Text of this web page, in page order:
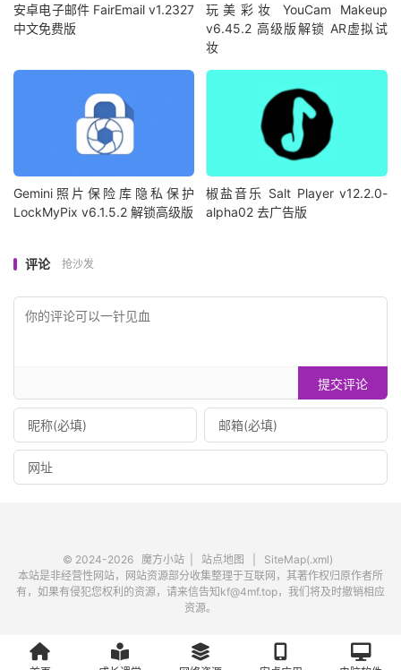
安卓电子邮件 FairEmail v1.2327
中文免费版
玩美彩妆 YouCam Makeup
v6.45.2 高级版解锁 AR虚拟试
妆
Gemini照片保险库隐私保护
LockMyPix v6.1.5.2 解锁高级版
椒盐音乐 Salt Player v12.2.0-
alpha02 去广告版
评论 抢沙发
提交评论
© 2024-2026 魔方小站 站点地图
SiteMap(.xml)
本站是非经营性网站，网站资源部分收集整理于互联网，其著作权归原作者所
有，如果有侵犯您权利的资源，请来信告知kf@4mf.top，我们将及时撤销相应
资源。